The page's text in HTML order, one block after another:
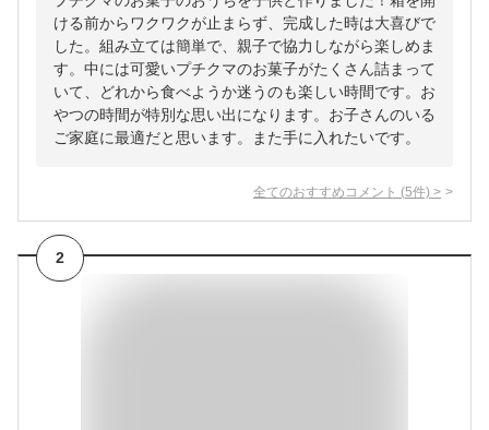
ける前からワクワクが止まらず、完成した時は大喜びで
した。組み立ては簡単で、親子で協力しながら楽しめま
す。中には可愛いプチクマのお菓子がたくさん詰まって
いて、どれから食べようか迷うのも楽しい時間です。お
やつの時間が特別な思い出になります。お子さんのいる
ご家庭に最適だと思います。また手に入れたいです。
全てのおすすめコメント (5件) >
2